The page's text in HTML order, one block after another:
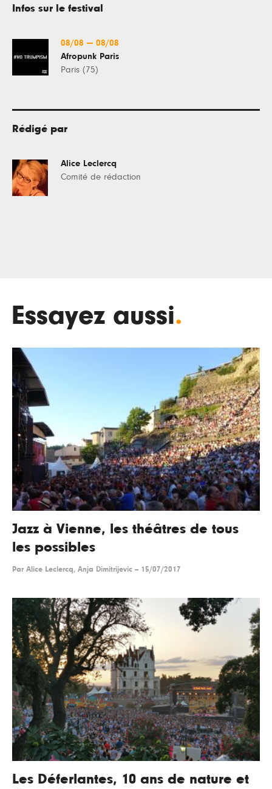
Infos sur le festival
08/08 — 08/08
Afropunk Paris
Paris (75)
Rédigé par
Alice Leclercq
Comité de rédaction
Essayez aussi.
Jazz à Vienne, les théâtres de tous
les possibles
Par Alice Leclercq, Anja Dimitrijevic -- 15/07/2017
Les Déferlantes, 10 ans de nature et